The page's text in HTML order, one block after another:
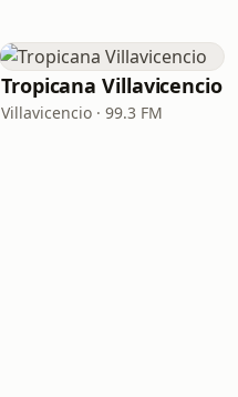
Tropicana Villavicencio
Villavicencio · 99.3 FM